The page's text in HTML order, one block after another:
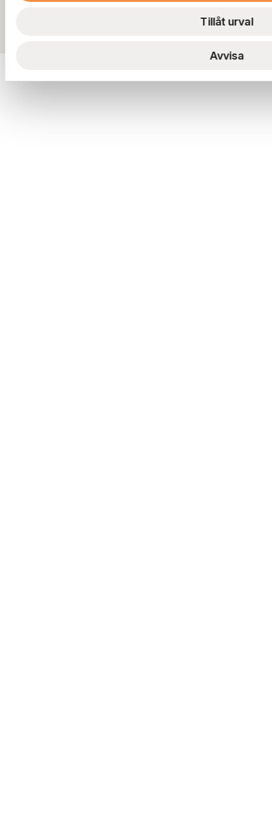
Tillåt urval
Avvisa